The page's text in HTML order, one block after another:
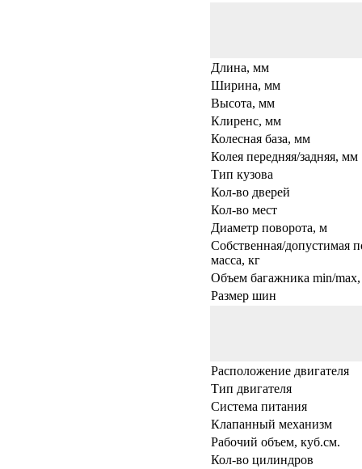
Длина, мм
Ширина, мм
Высота, мм
Клиренс, мм
Колесная база, мм
Колея передняя/задняя, мм
Тип кузова
Кол-во дверей
Кол-во мест
Диаметр поворота, м
Собственная/допустимая
масса, кг
Объем багажника min/
Размер шин
Расположение двигателя
Тип двигателя
Система питания
Клапанный механизм
Рабочий объем, куб.см.
Кол-во цилиндров